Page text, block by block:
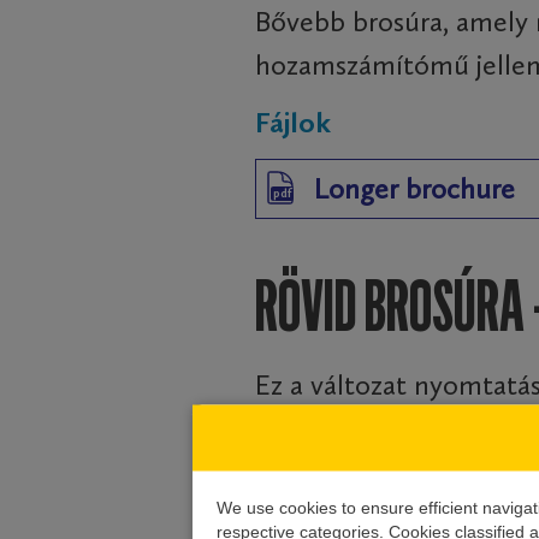
Bővebb brosúra,
hozamszámítómű
Fájlok
pdf Longer brochure
RÖVID
Ez a változat
egy A4-es lapra és
We use cookies to ensure efficient
respective categories. Cookies classified